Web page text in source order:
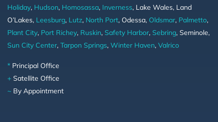
Holiday, Hudson, Homosassa, Inverness, Lake Wales, Land
O’Lakes, Leesburg, Lutz, North Port, Odessa, Oldsmar, Palmetto,
Plant City, Port Richey, Ruskin, Safety Harbor, Sebring, Seminole,
Sun City Center, Tarpon Springs, Winter Haven, Valrico
* Principal Office
+ Satellite Office
~ By Appointment